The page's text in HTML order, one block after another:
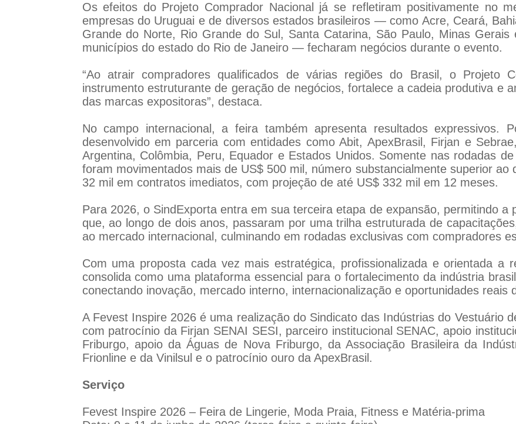
Os efeitos do Projeto Comprador Nacional já se refletiram positivamente no
empresas do Uruguai e de diversos estados brasileiros — como Acre, Ceará,
Grande do Norte, Rio Grande do Sul, Santa Catarina, São Paulo, Minas
municípios do estado do Rio de Janeiro — fecharam negócios durante o evento.
“Ao atrair compradores qualificados de várias regiões do Brasil, o Projeto
instrumento estruturante de geração de negócios, fortalece a cadeia produtiva e
das marcas expositoras”, destaca.
No campo internacional, a feira também apresenta resultados expressivos.
desenvolvido em parceria com entidades como Abit, ApexBrasil, Firjan e
Argentina, Colômbia, Peru, Equador e Estados Unidos. Somente nas rodadas
foram movimentados mais de US$ 500 mil, número substancialmente superior ao
32 mil em contratos imediatos, com projeção de até US$ 332 mil em 12 meses.
Para 2026, o SindExporta entra em sua terceira etapa de expansão, permitindo a
que, ao longo de dois anos, passaram por uma trilha estruturada de
ao mercado internacional, culminando em rodadas exclusivas com compradores
Com uma proposta cada vez mais estratégica, profissionalizada e orientada a
consolida como uma plataforma essencial para o fortalecimento da indústria
conectando inovação, mercado interno, internacionalização e oportunidades reais
A Fevest Inspire 2026 é uma realização do Sindicato das Indústrias do Vestuário
com patrocínio da Firjan SENAI SESI, parceiro institucional SENAC, apoio
Friburgo, apoio da Águas de Nova Friburgo, da Associação Brasileira da
Frionline e da Vinilsul e o patrocínio ouro da ApexBrasil.
Serviço
Fevest Inspire 2026 – Feira de Lingerie, Moda Praia, Fitness e Matéria-prima